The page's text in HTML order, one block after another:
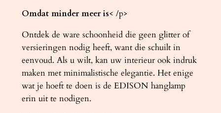
t
a
l
Omdat minder meer is< /p>
Ontdek de ware schoonheid die geen glitter of
versieringen nodig heeft, want die schuilt in
eenvoud. Als u wilt, kan uw interieur ook indruk
maken met minimalistische elegantie. Het enige
wat je hoeft te doen is de EDISON hanglamp
erin uit te nodigen.